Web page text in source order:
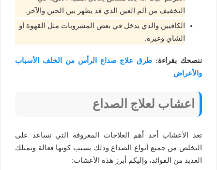
التخفيف من ألم العين الذي قد يظهر بين الحين والآخر.
الكافيين والذي يدخل في بعض المشروبات مثل القهوة أو
الشاي وغيره.
ننصحك بقراءة: طرق علاج صداع الرأس من الخلف الأسباب
والأعراض
اعشاب لعلاج الصداع
تعد الأعشاب أحد أهم العلاجات المعروفة التي تساعد على
التخلص من جميع أنواع الصداع وذلك بسبب كونها فعالة وتمتلك
العديد من الفوائد، وإليكم أبرز هذه الأعشاب: